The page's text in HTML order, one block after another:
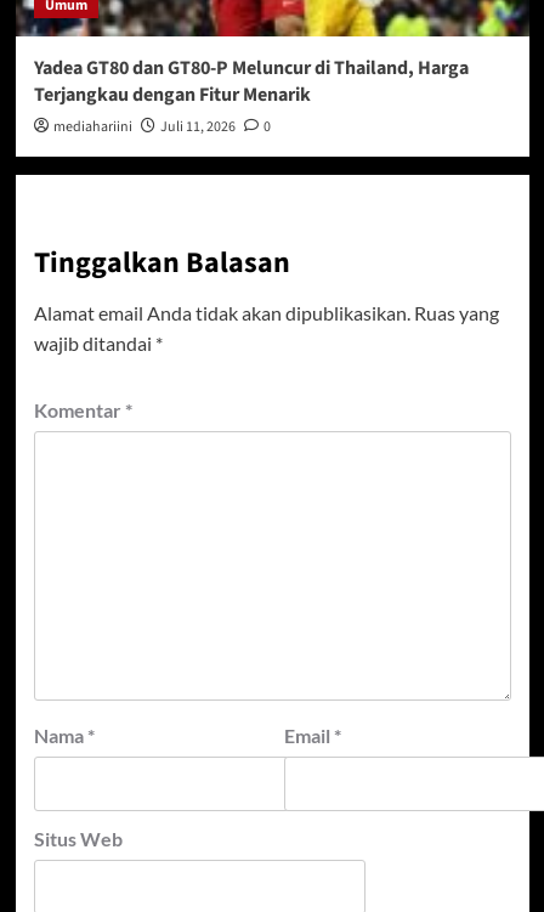
Umum
Yadea GT80 dan GT80-P Meluncur di Thailand, Harga
Terjangkau dengan Fitur Menarik
mediahariini Juli 11, 2026 0
Tinggalkan Balasan
Alamat email Anda tidak akan dipublikasikan. Ruas yang
wajib ditandai *
Komentar *
Nama * Email *
Situs Web